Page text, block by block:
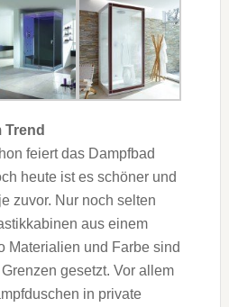
Trend
feiert das Dampfbad
heute ist es schöner und
zuvor. Nur noch selten
aus einem
Materialien und Farbe sind
gesetzt. Vor allem
in private